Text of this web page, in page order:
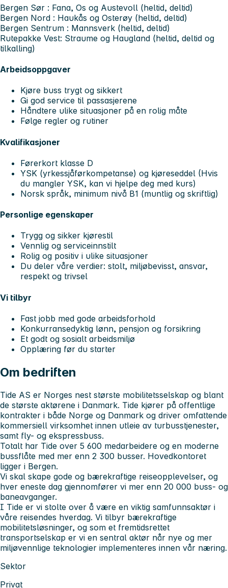
Bergen Sør : Fana, Os og Austevoll (heltid, deltid)
Bergen Nord : Haukås og Osterøy (heltid, deltid)
Bergen Sentrum : Mannsverk (heltid, deltid)
Rutepakke Vest: Straume og Haugland (heltid, deltid og
tilkalling)
Arbeidsoppgaver
Kjøre buss trygt og sikkert
Gi god service til passasjerene
Håndtere ulike situasjoner på en rolig måte
Følge regler og rutiner
Kvalifikasjoner
Førerkort klasse D
YSK (yrkessjåførkompetanse) og kjøreseddel (Hvis
du mangler YSK, kan vi hjelpe deg med kurs)
Norsk språk, minimum nivå B1 (muntlig og skriftlig)
Personlige egenskaper
Trygg og sikker kjørestil
Vennlig og serviceinnstilt
Rolig og positiv i ulike situasjoner
Du deler våre verdier: stolt, miljøbevisst, ansvar,
respekt og trivsel
Vi tilbyr
Fast jobb med gode arbeidsforhold
Konkurransedyktig lønn, pensjon og forsikring
Et godt og sosialt arbeidsmiljø
Opplæring før du starter
Om bedriften
Tide AS er Norges nest største mobilitetsselskap og blant
de største aktørene i Danmark. Tide kjører på offentlige
kontrakter i både Norge og Danmark og driver omfattende
kommersiell virksomhet innen utleie av turbusstjenester,
samt fly- og ekspressbuss.
Totalt har Tide over 5 600 medarbeidere og en moderne
bussflåte med mer enn 2 300 busser. Hovedkontoret
ligger i Bergen.
Vi skal skape gode og bærekraftige reiseopplevelser, og
hver eneste dag gjennomfører vi mer enn 20 000 buss- og
baneavganger.
I Tide er vi stolte over å være en viktig samfunnsaktør i
våre reisendes hverdag. Vi tilbyr bærekraftige
mobilitetsløsninger, og som et fremtidsrettet
transportselskap er vi en sentral aktør når nye og mer
miljøvennlige teknologier implementeres innen vår næring.
Sektor
Privat